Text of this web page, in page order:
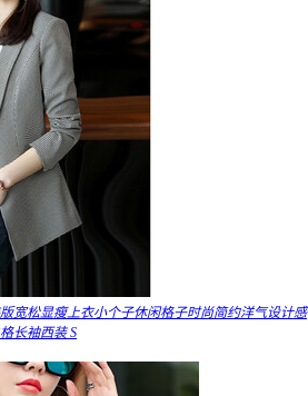
宽松显瘦上衣小个子休闲格子时尚简约洋气设计感
长袖西装 S